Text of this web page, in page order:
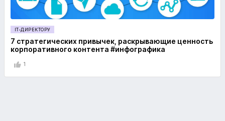
IT-ДИРЕКТОРУ
7 стратегических привычек, раскрывающие ценность
корпоративного контента #инфографика
1